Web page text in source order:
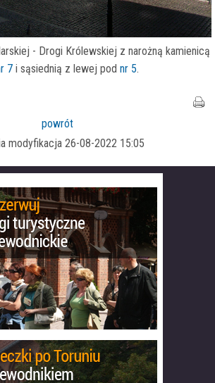
- Drogi Królewskiej z narożną kamienicą
7i sąsiednią z lewej pod nr 5.
powrót
modyfikacja 26-08-2022 15:05